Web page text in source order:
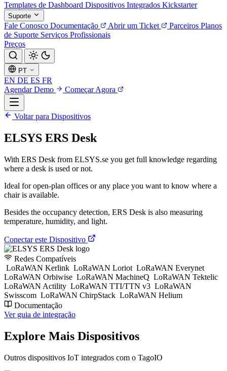
Templates de Dashboard Dispositivos Integrados Kickstarter
Suporte
Fale Conosco Documentação Abrir um Ticket Parceiros Planos
de Suporte Serviços Profissionais
Preços
PT
EN DE ES FR
Agendar Demo
Começar Agora
Voltar para Dispositivos
ELSYS ERS Desk
With ERS Desk from ELSYS.se you get full knowledge regarding
where a desk is used or not.
Ideal for open-plan offices or any place you want to know where a
chair is available.
Besides the occupancy detection, ERS Desk is also measuring
temperature, humidity, and light.
Conectar este Dispositivo
Redes Compatíveis
LoRaWAN Kerlink LoRaWAN Loriot LoRaWAN Everynet
LoRaWAN Orbiwise LoRaWAN MachineQ LoRaWAN Tektelic
LoRaWAN Actility LoRaWAN TTI/TTN v3 LoRaWAN
Swisscom LoRaWAN ChirpStack LoRaWAN Helium
Documentação
Ver guia de integração
Explore Mais Dispositivos
Outros dispositivos IoT integrados com o TagoIO